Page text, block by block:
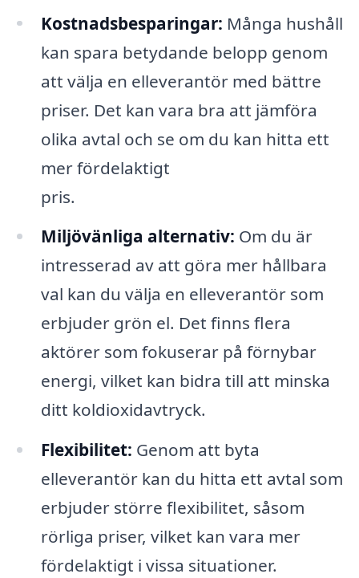
Kostnadsbesparingar: Många hushåll
kan spara betydande belopp genom
att välja en elleverantör med bättre
priser. Det kan vara bra att jämföra
olika avtal och se om du kan hitta ett
mer fördelaktigt
pris.
Miljövänliga alternativ: Om du är
intresserad av att göra mer hållbara
val kan du välja en elleverantör som
erbjuder grön el. Det finns flera
aktörer som fokuserar på förnybar
energi, vilket kan bidra till att minska
ditt koldioxidavtryck.
Flexibilitet: Genom att byta
elleverantör kan du hitta ett avtal som
erbjuder större flexibilitet, såsom
rörliga priser, vilket kan vara mer
fördelaktigt i vissa situationer.